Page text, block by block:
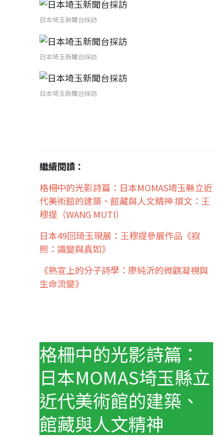
日本埼玉新聞台採訪
日本埼玉新聞台採訪
日本埼玉新聞台採訪
繼續閱讀：
格柵中的光影詩篇：日本MOMAS埼玉縣立近
代美術館的建築、館藏與人文精神 撰文：王
穆提（WANG MUTI）
日本49回琦玉現展：王穆提參展作品《寂
照：識變與真如》
《熟宣上的分子詩學：廖純沂的微觀凝視與
生命流變》
格柵中的光影詩篇：
日本MOMAS埼玉縣立
近代美術館的建築、
館藏與人文精神